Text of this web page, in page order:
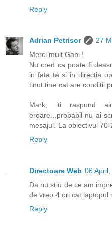
Reply
Adrian Petrisor
27
Merci mult Gabi !
Nu cred ca poate fi
in fata ta si in directia
tinut tine cat are conditii
Mark, iti raspund
eroare...probabil nu ai
mesajul. La obiectivul
Reply
Directoare Web 06
Da nu stiu de ce am
de vreo 4 ori cat laptopul
Reply